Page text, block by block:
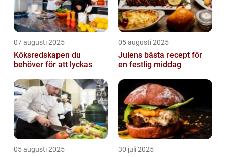
07 augusti 2025
Köksredskapen du
behöver för att lyckas
05 augusti 2025
Julens bästa recept för
en festlig middag
05 augusti 2025 30 juli 2025